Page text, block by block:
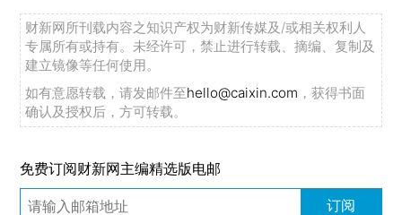
财新网所刊载内容之知识产权为财新传媒及/或相关权利人
专属所有或持有。未经许可，禁止进行转载、摘编、复制及
建立镜像等任何使用。
如有意愿转载，请发邮件至hello@caixin.com ，获得书面
确认及授权后，方可转载。
免费订阅财新网主编精选版电邮
订阅